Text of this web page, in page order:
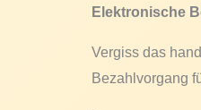
Elektronische
Vergiss das
Bezahlvorgang